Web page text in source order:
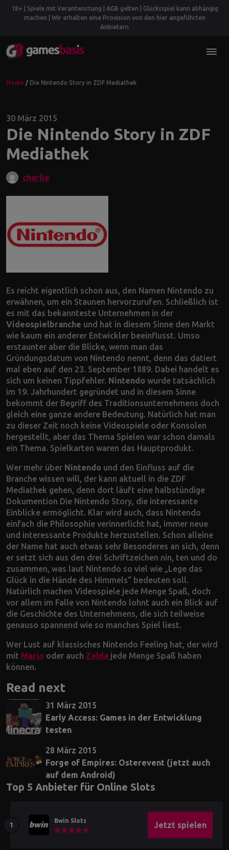
18+ | Spiele mit Verantwortung | AGB gelten | Glücksspiel kann abhängig
machen | Wir erhalten eine Provision von den hier angeführten
Anbietern
Home / Die Nintendo Story in ZDF Mediathek
30 März 2015
Die Nintendo Story in ZDF
Mediathek
charlie
Es reicht eigentlich schon aus, den Namen Nintendo zu
erwähnen, um ein Staunen hervorzurufen. Schließlich ist
es mit das bekannteste Unternehmen in der
Videospielbranche und hat in diesem Sinne den Markt
wie kaum ein anderer Entwickler beeinflusst. Umso
erstaunter aber die Blicke, wenn man das
Gründungsdatum von Nintendo nennt, denn das datiert
mal eben auf den 23. September 1889. Dabei handelt es
sich um keinen Tippfehler. Nintendo wurde tatsächlich
im 19. Jahrhundert gegründet und in diesem Sinne
bekommt der Begriff des Traditionsunternehmens doch
gleich eine ganze andere Bedeutung. Natürlich hat man
zu dieser Zeit noch keine Videospiele oder Konsolen
hergestellt, aber das Thema Spielen war schon damals
ein Thema. Spielkarten waren das Hauptprodukt.
Wer mehr über Nintendo und den Einfluss auf die
Branche wissen will, der kann aktuell in die ZDF
Mediathek gehen, denn dort läuft eine halbstündige
Dokumention Die Nintendo Story, die interessante
Einblicke ermöglicht. Klar wird auch, dass Nintendo
einfach die Philosophie verinnerlicht hat, immer neue
und interessante Produkte herzustellen. Schon alleine
der Name hat auch etwas sehr Besonderes an sich, denn
er setzt sich aus den drei Schriftzeichen nin, ten und do
zusammen, was laut Nintendo so viel wie „Lege das
Glück in die Hände des Himmels“ bedeuten soll.
Natürlich machen Videospiele jede Menge Spaß, doch
vor allem im Falle von Nintendo lohnt auch ein Blick auf
die Geschichte des Unternehmens, die sich teilweise
genauso spannend wie so manches Spiel liest.
Wer Lust auf klassisches Nintendo Feeling hat, der wird
mit Mario oder auch Zelda jede Menge Spaß haben
können.
Read next
31 März 2015
Early Access: Games in der Entwicklung
testen
28 März 2015
Forge of Empires: Osterevent (jetzt auch
auf dem Android)
Top 5 Anbieter für Online Slots
Bwin Slots Jetzt spielen